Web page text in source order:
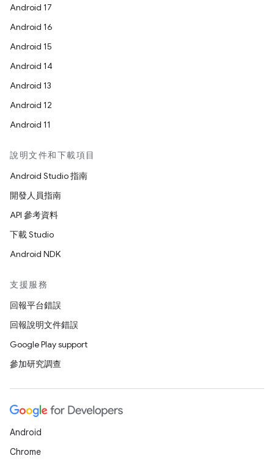
Android 17
Android 16
Android 15
Android 14
Android 13
Android 12
Android 11
說明文件和下載項目
Android Studio 指南
開發人員指南
API 參考資料
下載 Studio
Android NDK
支援服務
回報平台錯誤
回報說明文件錯誤
Google Play support
參加研究調查
Android
Chrome